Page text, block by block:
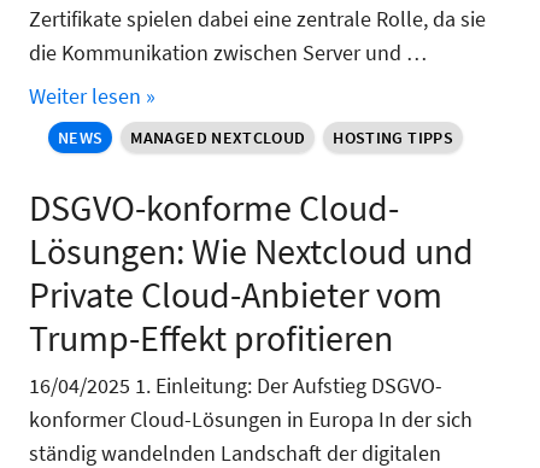
Zertifikate spielen dabei eine zentrale Rolle, da sie
die Kommunikation zwischen Server und …
Weiter lesen »
NEWS MANAGED NEXTCLOUD HOSTING TIPPS
DSGVO-konforme Cloud-
Lösungen: Wie Nextcloud und
Private Cloud-Anbieter vom
Trump-Effekt profitieren
16/04/2025 1. Einleitung: Der Aufstieg DSGVO-
konformer Cloud-Lösungen in Europa In der sich
ständig wandelnden Landschaft der digitalen